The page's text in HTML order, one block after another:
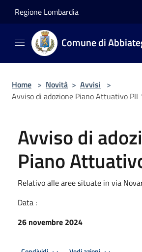
Regione Lombardia
Comune di
Home > Novità > Avvisi >
Avviso di adozione Piano Attuativo PII
Avviso di
Piano
Relativo alle aree situate in via
Data :
26 novembre 2024